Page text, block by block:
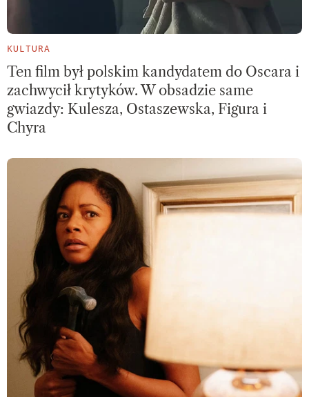
KULTURA
Ten film był polskim kandydatem do Oscara i
zachwycił krytyków. W obsadzie same
gwiazdy: Kulesza, Ostaszewska, Figura i
Chyra